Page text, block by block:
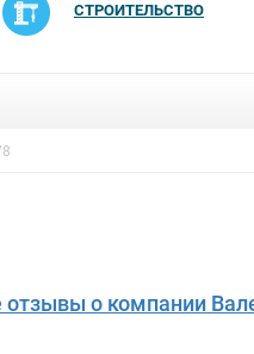
СТРОИТЕЛЬСТВО
отзывы о компании